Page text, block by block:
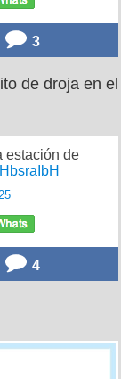
3
de droja en el
estación de
4